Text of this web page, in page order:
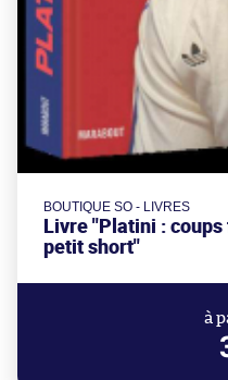
BOUTIQUE SO - LIVRES
Livre "Platini :
petit short"
à